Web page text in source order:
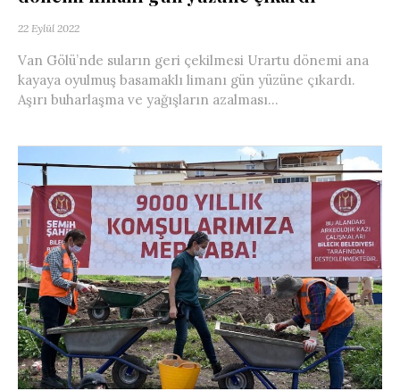
22 Eylül 2022
Van Gölü’nde suların geri çekilmesi Urartu dönemi ana
kayaya oyulmuş basamaklı limanı gün yüzüne çıkardı.
Aşırı buharlaşma ve yağışların azalması...